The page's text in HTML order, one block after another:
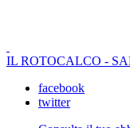
IL ROTOCALCO -
facebook
twitter